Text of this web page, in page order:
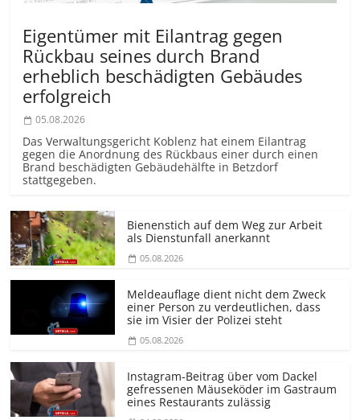
Eigentümer mit Eilantrag gegen
Rückbau seines durch Brand
erheblich beschädigten Gebäudes
erfolgreich
05.08.2026
Das Verwaltungsgericht Koblenz hat einem Eilantrag
gegen die Anordnung des Rückbaus einer durch einen
Brand beschädigten Gebäudehälfte in Betzdorf
stattgegeben.
Bienenstich auf dem Weg zur Arbeit
als Dienstunfall anerkannt
05.08.2026
Meldeauflage dient nicht dem Zweck
einer Person zu verdeutlichen, dass
sie im Visier der Polizei steht
05.08.2026
Instagram-Beitrag über vom Dackel
gefressenen Mäuseköder im Gastraum
eines Restaurants zulässig